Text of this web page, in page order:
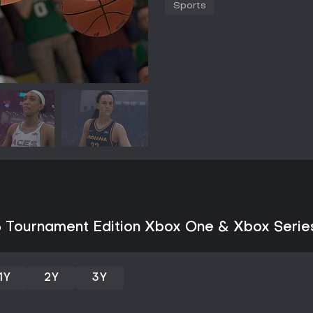
uso do analógico esquerdo
The City, como jogos no parque
coleta de cartas para formar
para trocas, junto com modos
Sports
Edition Xbox One & Xbox
2Y 3Y